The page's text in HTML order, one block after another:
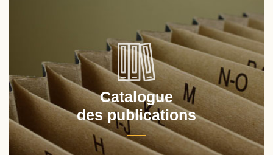
Catalogue
des publications